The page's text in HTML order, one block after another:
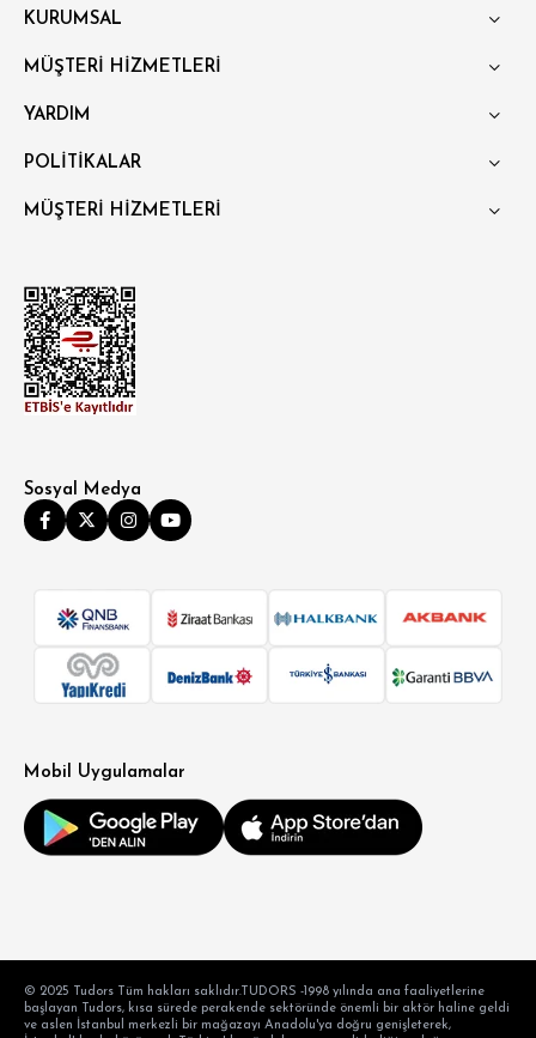
KURUMSAL
MÜŞTERİ HİZMETLERİ
YARDIM
POLİTİKALAR
MÜŞTERİ HİZMETLERİ
Sosyal Medya
Mobil Uygulamalar
© 2025 Tudors Tüm hakları saklıdır.TUDORS -1998 yılında ana faaliyetlerine
başlayan Tudors, kısa sürede perakende sektöründe önemli bir aktör haline geldi
ve aslen İstanbul merkezli bir mağazayı Anadolu'ya doğru genişleterek,